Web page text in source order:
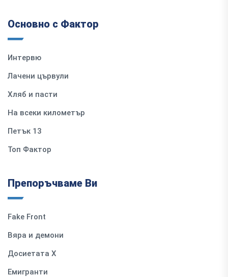
Основно с Фактор
Интервю
Лачени цървули
Хляб и пасти
На всеки километър
Петък 13
Топ Фактор
Препоръчваме Ви
Fake Front
Вяра и демони
Досиетата Х
Емигранти